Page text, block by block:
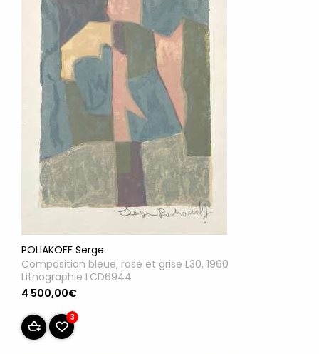
POLIAKOFF Serge
Composition bleue, rose et grise L30, 1960
Lithographie LCD6944
4 500,00€
3